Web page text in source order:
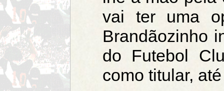
vai ter uma
Brandãozinho
do Futebol
como titular,